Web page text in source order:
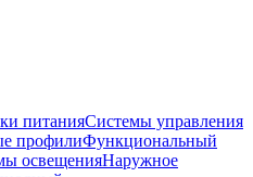
питанияСистемы управления
профилиФункциональный
освещенияНаружное